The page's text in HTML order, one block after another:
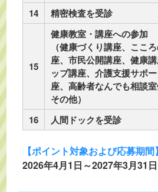
14 精密検査を受診
15
健康教室・講座への参加
（健康づくり講座、ここ
座、市民公開講座、健康
ップ講座、介護支援サポ
座、高齢者なんでも相談室
その他）
16 人間ドックを受診
【ポイント対象および応募期間】
2026年4月1日～2027年3月31日